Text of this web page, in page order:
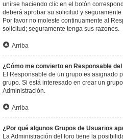
unirse haciendo clic en el botón
deberá aprobar su solicitud y
Por favor no moleste continuamente al
solicitud; seguramente tenga sus razones.
Arriba
¿Cómo me convierto en Responsable
El Responsable de un grupo es asignado
grupo. Si está interesado en crear un
Administración.
Arriba
¿Por qué algunos Grupos de Usuarios
La Administración del foro tiene la